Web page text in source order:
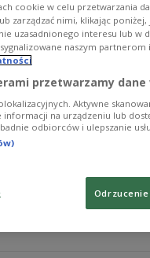
liderka
światowego
"pierwszej rakiecie"
Australijka w
cookie w celu przetwarzania
zarządzać nimi, klikając
uzasadnionego interesu lub
naszym partnerom i
przetwarzamy dane
Aktywne
na urządzeniu lub
odbiorców i ulepszanie